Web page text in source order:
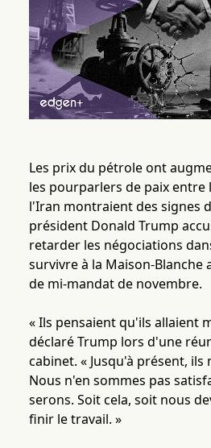
Les prix du pétrole ont
les pourparlers de paix entre
l'Iran montraient des signes
président Donald Trump
retarder les négociations
survivre à la Maison-Blanche
de mi-mandat de novembre.
« Ils pensaient qu'ils allaient
déclaré Trump lors d'une
cabinet. « Jusqu'à présent,
Nous n'en sommes pas
serons. Soit cela, soit nous
finir le travail. »